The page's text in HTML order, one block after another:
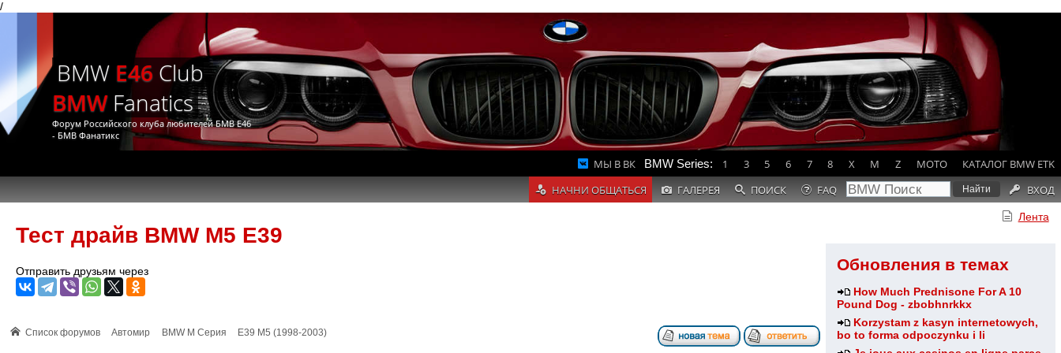
/
BMW E46 Club
BMWFanatics
Форум Российского клуба любителей БМВ Е46
- БМВ Фанатикс
МЫ В ВК BMW Series: 1 3 5 6 7 8 X M Z MOTO
КАТАЛОГ BMW ETK
НАЧНИ ОБЩАТЬСЯ
ГАЛЕРЕЯ ПОИСК FAQ ВХОД
Лента
Обновления в темах
How Much Prednisone For A 10
Pound Dog - zbobhnrkkx
Korzystam z kasyn internetowych,
bo to forma odpoczynku i li
Тест драйв BMW M5 E39
Отправить друзьям через
Список форумов Автомир BMW M Серия E39 M5 (1998-2003)